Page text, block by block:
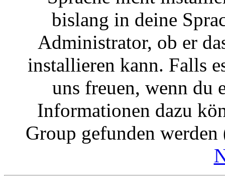
bislang in deine
Administrator, ob er
installieren kann. Falls
uns freuen, wenn du
Informationen dazu
Group gefunden